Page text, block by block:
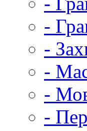
-
-
-
-
-